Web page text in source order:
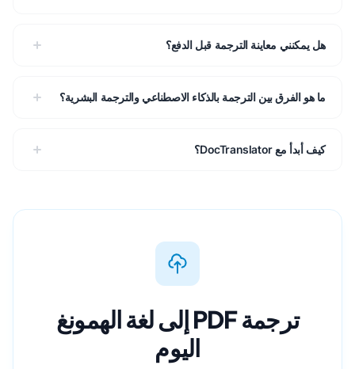
هل يمكنني معاينة الترجمة قبل الدفع؟
ما هو الفرق بين الترجمة بالذكاء الاصطناعي والترجمة البشرية؟
كيف أبدأ مع DocTranslator؟
ترجمة PDF إلى لغة الهمونغ
اليوم